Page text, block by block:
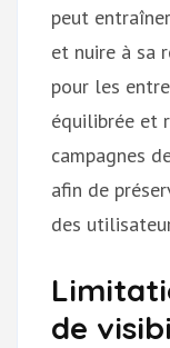
peut
et nuire à sa
pour les
équilibrée et
campagnes
afin de
des
de